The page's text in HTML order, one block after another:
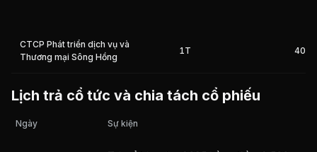
CTCP Phát triển dịch vụ và
Thương mại Sông Hồng
1T 40%
Lịch trả cổ tức và chia tách cổ phiếu
Ngày Sự kiện